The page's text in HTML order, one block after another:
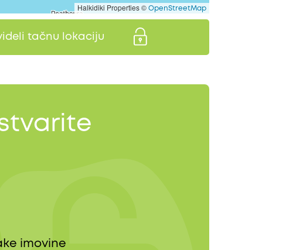
Halkidiki Properties © OpenStreetMap
tačnu lokaciju
imovine